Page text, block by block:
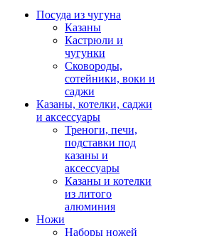
Посуда из чугуна
Казаны
Кастрюли и
чугунки
Сковороды,
сотейники, воки и
саджи
Казаны, котелки, саджи
и аксессуары
Треноги, печи,
подставки под
казаны и
аксессуары
Казаны и котелки
из литого
алюминия
Ножи
Наборы ножей